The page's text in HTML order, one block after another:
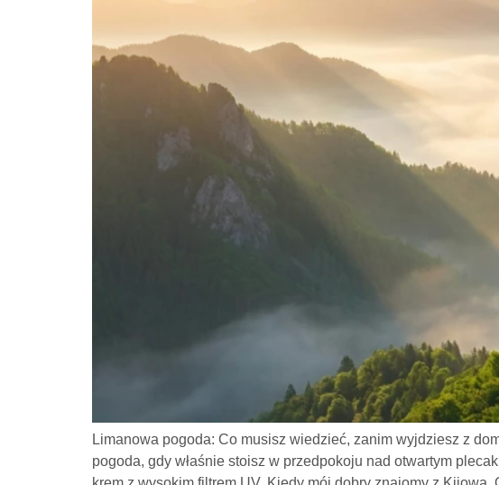
Limanowa pogoda: Co musisz wiedzieć, zanim wyjdziesz z
pogoda, gdy właśnie stoisz w przedpokoju nad otwartym